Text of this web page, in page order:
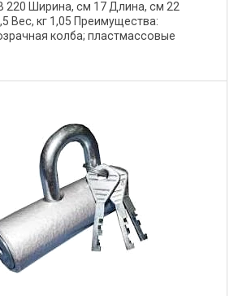
220 Ширина, см 17 Длина, см 22
Вес, кг 1,05 Преимущества:
колба; пластмассовые
цвета - ...